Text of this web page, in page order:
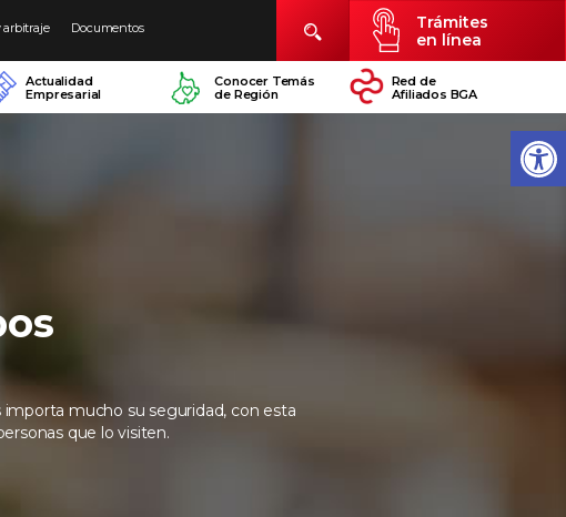
arbitraje Documentos
Trámites
en línea
Actualidad
Empresarial
Conocer Temás
de Región
Red de
Afiliados BGA
mucho su seguridad, con esta
que lo visiten.